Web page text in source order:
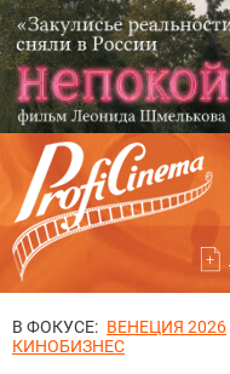
В ФОКУСЕ: ВЕНЕЦИЯ 2026
КИНОБИЗНЕС